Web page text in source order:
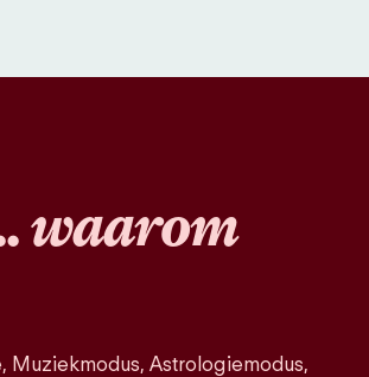
waarom
Muziekmodus, Astrologiemodus,